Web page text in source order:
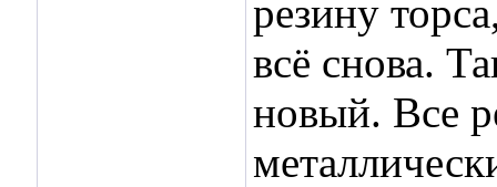
резину
всё снова.
новый. Все